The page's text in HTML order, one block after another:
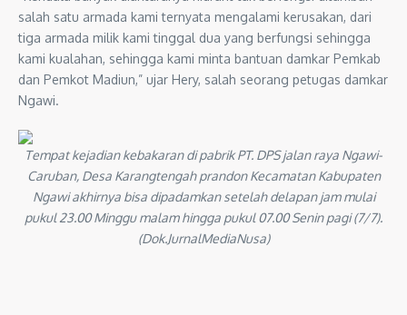
salah satu armada kami ternyata mengalami kerusakan, dari
tiga armada milik kami tinggal dua yang berfungsi sehingga
kami kualahan, sehingga kami minta bantuan damkar Pemkab
dan Pemkot Madiun,” ujar Hery, salah seorang petugas damkar
Ngawi.
Tempat kejadian kebakaran di pabrik PT. DPS jalan raya Ngawi-
Caruban, Desa Karangtengah prandon Kecamatan Kabupaten
Ngawi akhirnya bisa dipadamkan setelah delapan jam mulai
pukul 23.00 Minggu malam hingga pukul 07.00 Senin pagi (7/7).
(Dok.JurnalMediaNusa)